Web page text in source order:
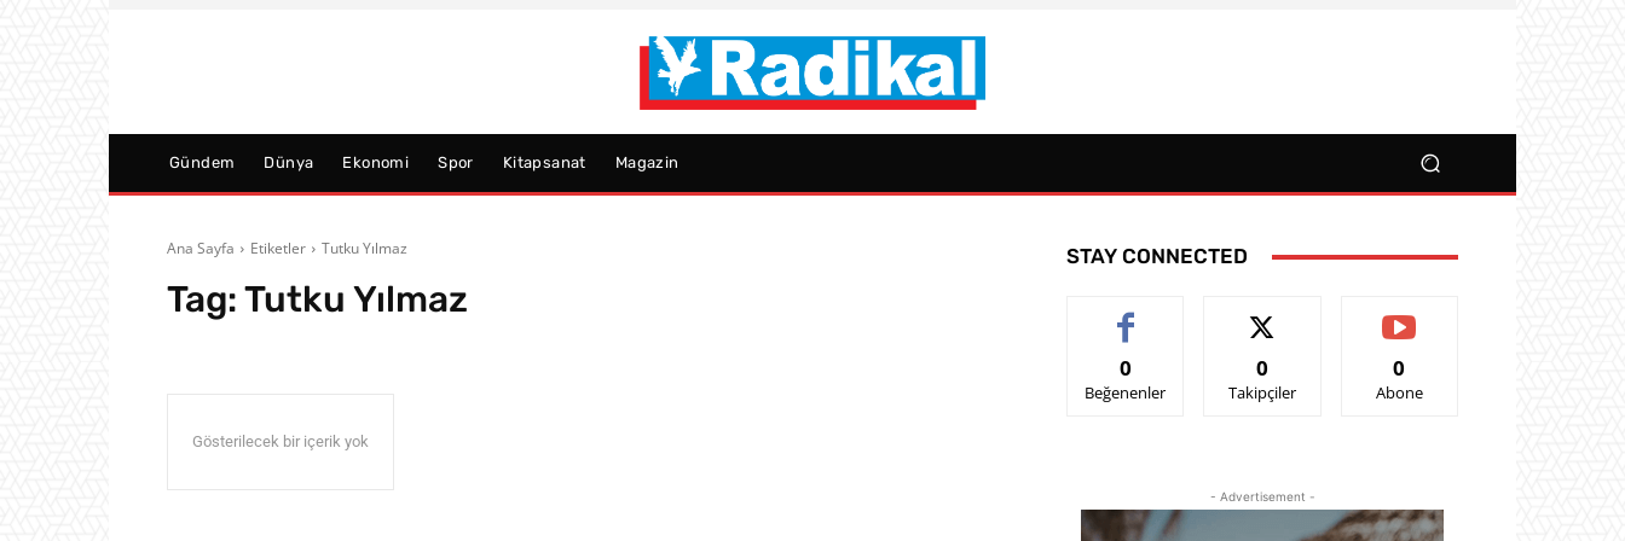
Gündem Dünya Ekonomi Spor Kitapsanat Magazin
Ana Sayfa Etiketler Tutku Yılmaz
Tag:Tutku Yılmaz
Gösterilecek bir içerik yok
STAY CONNECTED
0
Beğenenler
0
Takipçiler
0
Abone
- Advertisement -